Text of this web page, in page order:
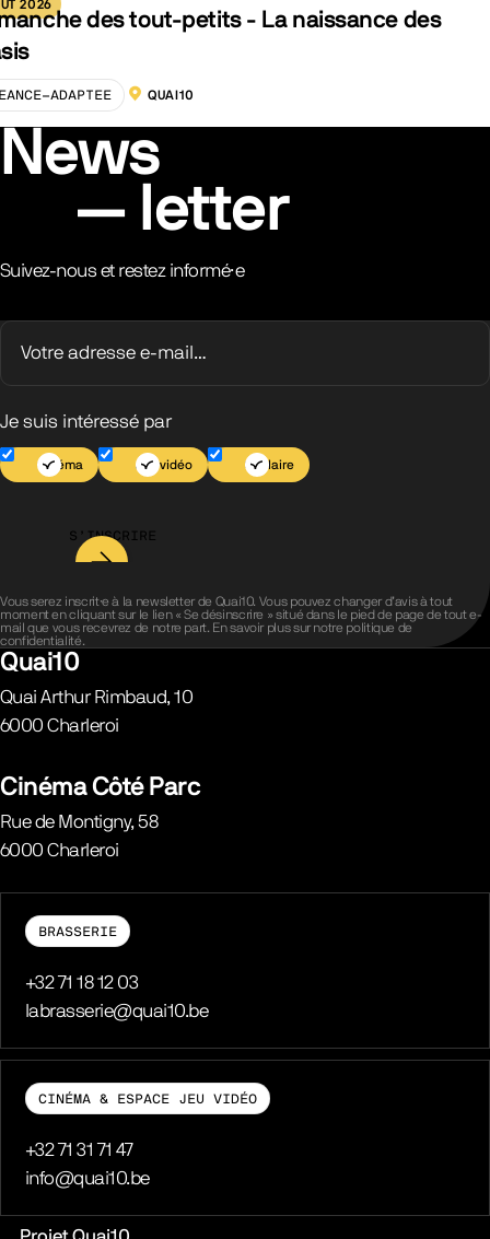
2026
des tout-petits - La naissance des
ADAPTEE LOCALISATION :
QUAI10
News
letter
Suivez-nous et restez informé·e
Je suis intéressé par
Cinéma Jeu vidéo Scolaire
S’INSCRIRE
Vous serez inscrit·e à la newsletter de Quai10. Vous pouvez changer d’avis à tout
moment en cliquant sur le lien « Se désinscrire » situé dans le pied de page de tout e-
mail que vous recevrez de notre part. En savoir plus sur notre politique de
confidentialité.
Quai10
Quai Arthur Rimbaud, 10
6000 Charleroi
Cinéma Côté Parc
Rue de Montigny, 58
6000 Charleroi
BRASSERIE
Téléphone
+32 71 18 12 03
E-mail
labrasserie@quai10.be
CINÉMA & ESPACE JEU VIDÉO
Téléphone
+32 71 31 71 47
E-mail
info@quai10.be
Liens pratiques